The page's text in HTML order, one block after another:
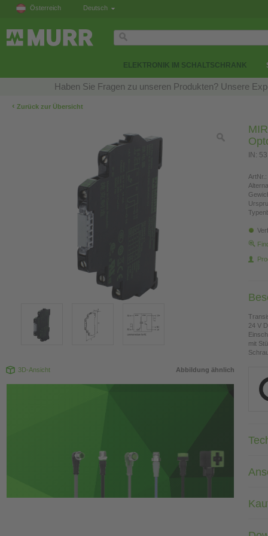
Österreich Deutsch
ELEKTRONIK IM SCHALTSCHRANK
Haben Sie Fragen zu unseren Produkten? Unsere
‹ Zurück zur Übersicht
3D-Ansicht Abbildung ähnlich
IN:
ArtNr.:
24 V
mit